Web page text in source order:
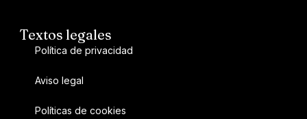
Textos legales
Política de privacidad
Aviso legal
Políticas de cookies